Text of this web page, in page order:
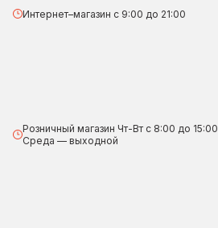
Интернет–магазин с 9:00 до 21:00
Розничный магазин Чт-Вт с 8:00 до 15:00
Среда — выходной